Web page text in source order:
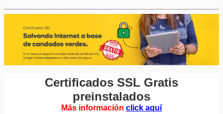
Certificados SSL Gratis
preinstalados
Más información click aquí